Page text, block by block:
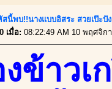
นี้พบ!!นางแบบอิสระ สวยเป๊ะปั
เมื่อ: 08:22:49 AM 10 พฤศจิก
ข้าวเ